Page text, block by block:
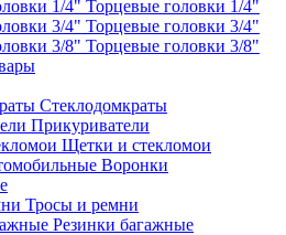
Торцевые головки 1/4"
Торцевые головки 3/4"
Торцевые головки 3/8"
Стеклодомкраты
Прикуриватели
Щетки и стекломои
Воронки
Тросы и ремни
Резинки багажные